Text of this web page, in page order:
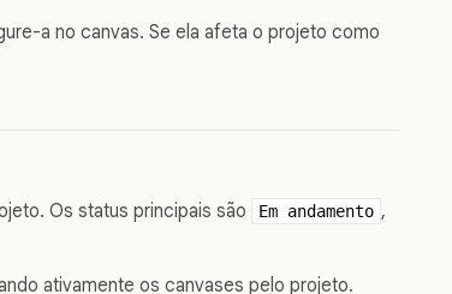
a no canvas. Se ela afeta o projeto como
Os status principais são Em andamento ,
ativamente os canvases pelo projeto.